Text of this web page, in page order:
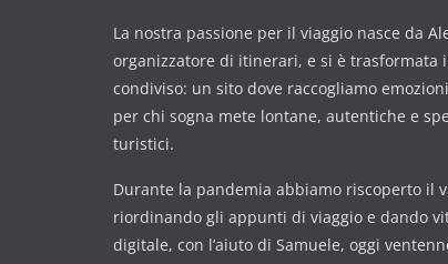
La nostra passione per il viaggio nasce da
organizzatore di itinerari, e si è trasformata
condiviso: un sito dove raccogliamo
per chi sogna mete lontane, autentiche e
turistici.
Durante la pandemia abbiamo riscoperto il
riordinando gli appunti di viaggio e dando
digitale, con l’aiuto di Samuele, oggi